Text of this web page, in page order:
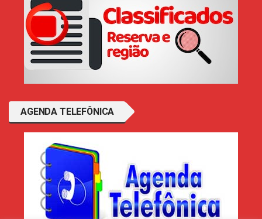
AGENDA TELEFÔNICA